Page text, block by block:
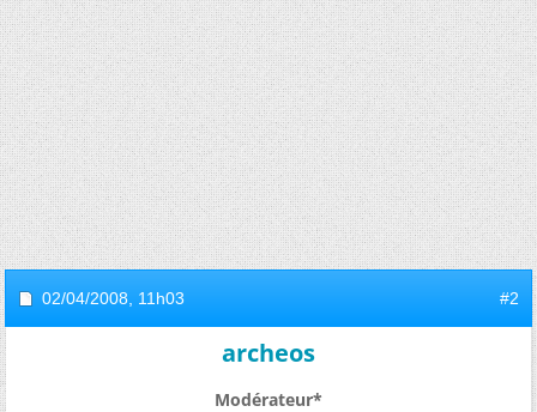
02/04/2008, 11h03 #2
archeos
Modérateur*